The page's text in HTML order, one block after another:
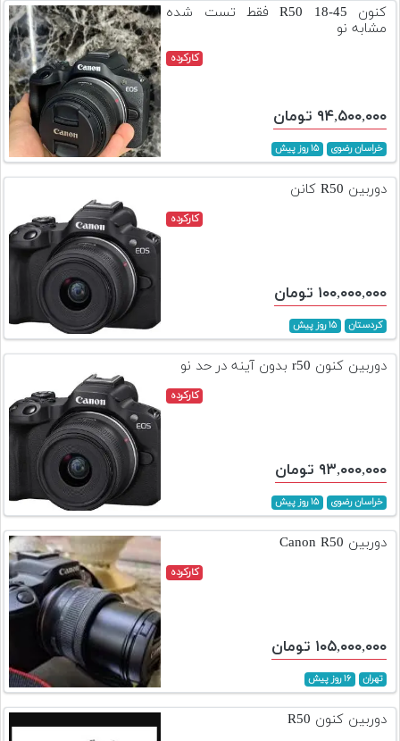
کنون R50 18-45 فقط تست شده
مشابه نو
کارکرده
۹۴,۵۰۰,۰۰۰ تومان
خراسان رضوی ۱۵ روز پیش
دوربین R50 کانن
کارکرده
۱۰۰,۰۰۰,۰۰۰ تومان
کردستان ۱۵ روز پیش
دوربین کنون r50 بدون آینه در حد نو
کارکرده
۹۳,۰۰۰,۰۰۰ تومان
خراسان رضوی ۱۵ روز پیش
دوربین Canon R50
کارکرده
۱۰۵,۰۰۰,۰۰۰ تومان
تهران ۱۶ روز پیش
دوربین کنون R50